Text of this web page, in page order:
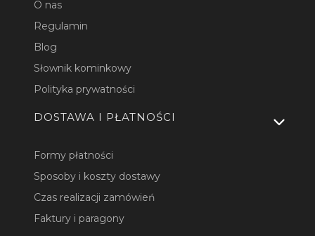
O nas
Regulamin
Blog
Słownik kominkowy
Polityka prywatności
DOSTAWA I PŁATNOŚCI
Formy płatności
Sposoby i koszty dostawy
Czas realizacji zamówień
Faktury i paragony